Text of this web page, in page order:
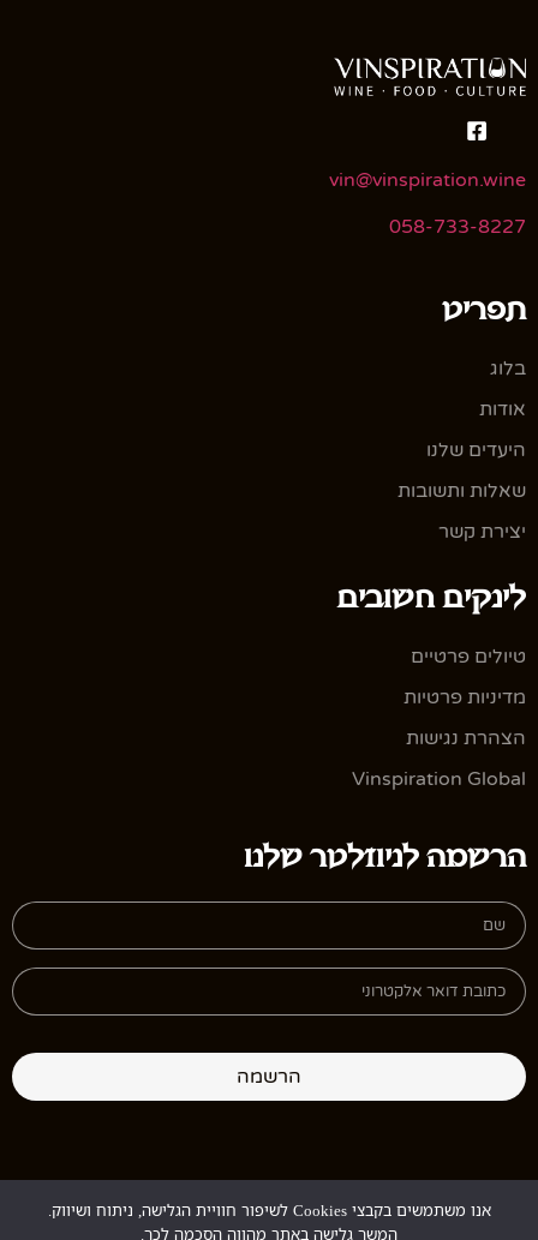
vin@vinspiration.wine
058-733-8227
תפריט
בלוג
אודות
היעדים שלנו
שאלות ותשובות
יצירת קשר
לינקים חשובים
טיולים פרטיים
מדיניות פרטיות
הצהרת נגישות
Vinspiration Global
הרשמה לניוזלטר שלנו
הרשמה
Design: StudioGurDevelopment:MyMuse
אנו משתמשים בקבצי Cookies לשיפור חוויית הגלישה, ניתוח ושיווק.
המשך גלישה באתר מהווה הסכמה לכך.